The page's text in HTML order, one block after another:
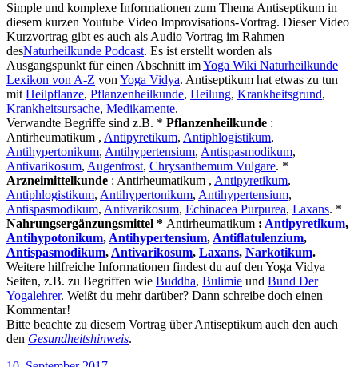
Simple und komplexe Informationen zum Thema Antiseptikum in
diesem kurzen Youtube Video Improvisations-Vortrag. Dieser Video
Kurzvortrag gibt es auch als Audio Vortrag im Rahmen
desNaturheilkunde Podcast. Es ist erstellt worden als
Ausgangspunkt für einen Abschnitt imYoga Wiki Naturheilkunde
Lexikon von A-Z von Yoga Vidya. Antiseptikum hat etwas zu tun
mit Heilpflanze, Pflanzenheilkunde, Heilung, Krankheitsgrund,
Krankheitsursache, Medikamente.
Verwandte Begriffe sind z.B. * Pflanzenheilkunde :
Antirheumatikum , Antipyretikum, Antiphlogistikum,
Antihypertonikum, Antihypertensium, Antispasmodikum,
Antivarikosum, Augentrost, Chrysanthemum Vulgare. *
Arzneimittelkunde : Antirheumatikum , Antipyretikum,
Antiphlogistikum, Antihypertonikum, Antihypertensium,
Antispasmodikum, Antivarikosum, Echinacea Purpurea, Laxans. *
Nahrungsergänzungsmittel * Antirheumatikum : Antipyretikum,
Antihypotonikum, Antihypertensium, Antiflatulenzium,
Antispasmodikum, Antivarikosum, Laxans, Narkotikum.
Weitere hilfreiche Informationen findest du auf den Yoga Vidya
Seiten, z.B. zu Begriffen wie Buddha, Bulimie und Bund Der
Yogalehrer. Weißt du mehr darüber? Dann schreibe doch einen
Kommentar!
Bitte beachte zu diesem Vortrag über Antiseptikum auch den auch
den Gesundheitshinweis.